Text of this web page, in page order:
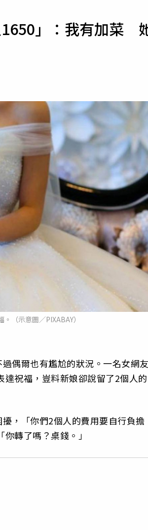
運勢
1650」：我有加菜
（示意圖／PIXABAY）
偶爾也有尷尬的狀況。一名女網
祝福，豈料新娘卻說留了2個人的
，「你們2個人的費用要自行負擔
轉了嗎？桌錢。」